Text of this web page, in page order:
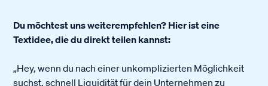
Du möchtest uns weiterempfehlen? Hier ist eine
Textidee, die du direkt teilen kannst:
„Hey, wenn du nach einer unkomplizierten Möglichkeit
suchst, schnell Liquidität für dein Unternehmen zu